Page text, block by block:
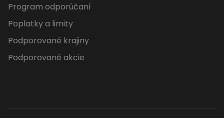
Program odporúčaní
Poplatky a limity
Podporované krajiny
Podporované akcie